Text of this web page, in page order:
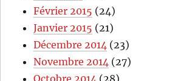
Février 2015 (24)
Janvier 2015 (21)
Décembre 2014 (23)
Novembre 2014 (27)
Octobre 2014 (28)